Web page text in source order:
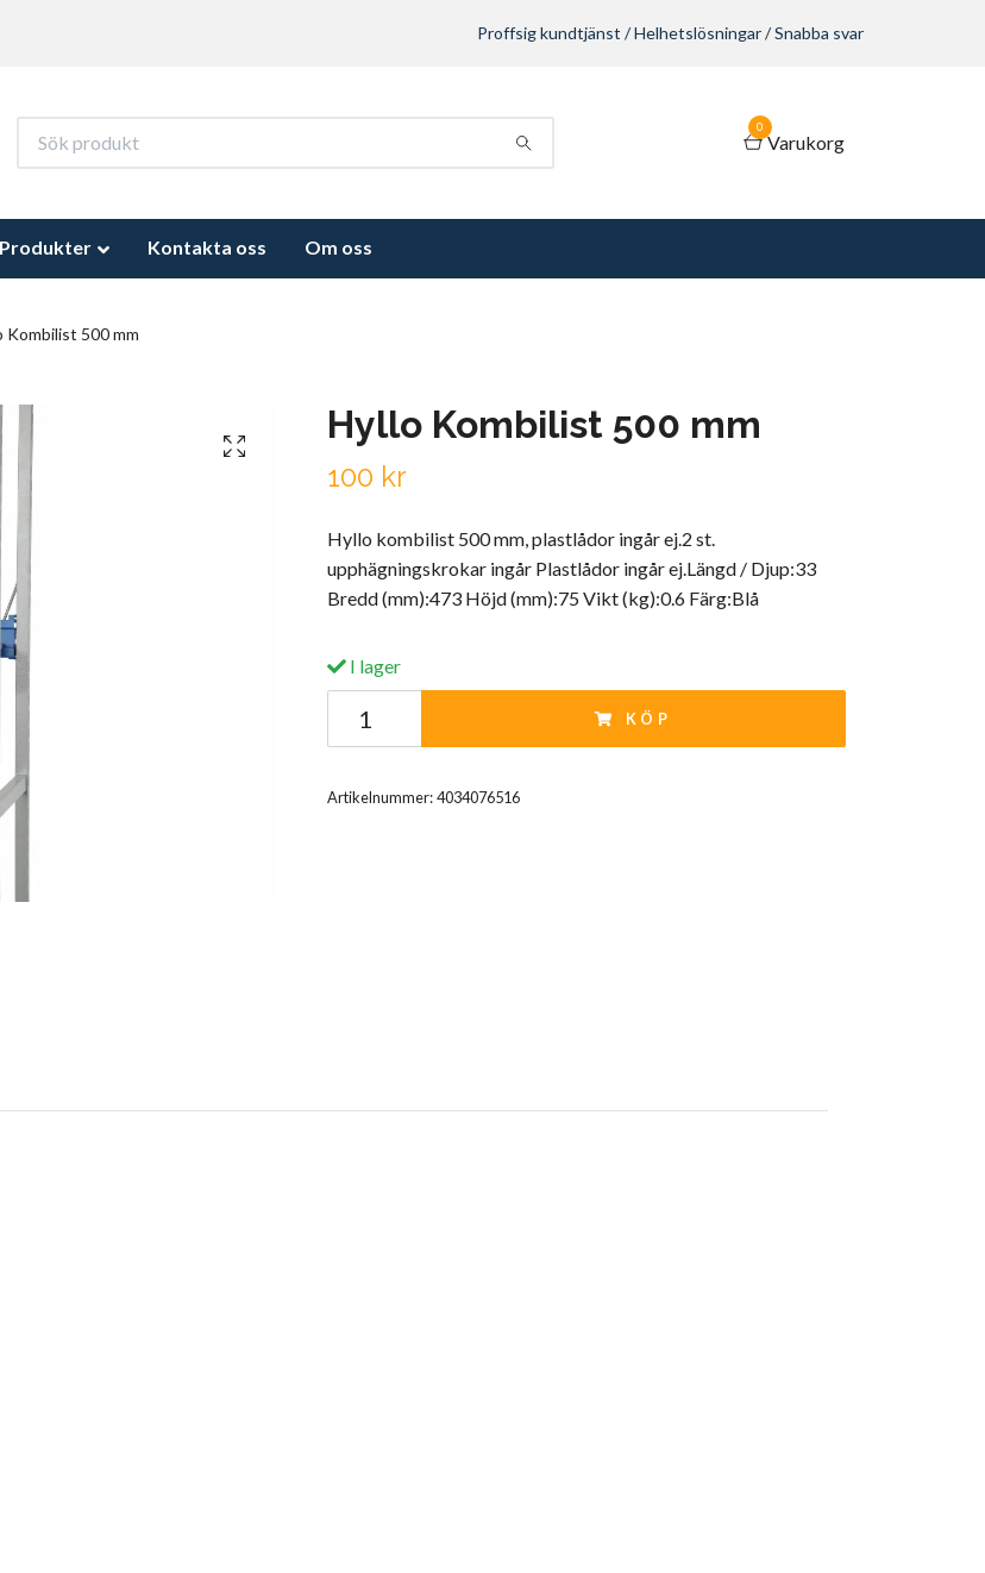
Proffsig kundtjänst / Helhetslösningar / Snabba svar
0
Varukorg
Produkter Kontakta oss Om oss
Kombilist 500 mm
Hyllo Kombilist 500 mm
100 kr
Hyllo kombilist 500 mm, plastlådor ingår ej.2 st.
upphägningskrokar ingår Plastlådor ingår ej.Längd / Djup:33
Bredd (mm):473 Höjd (mm):75 Vikt (kg):0.6 Färg:Blå
I lager
KÖP
Artikelnummer:4034076516